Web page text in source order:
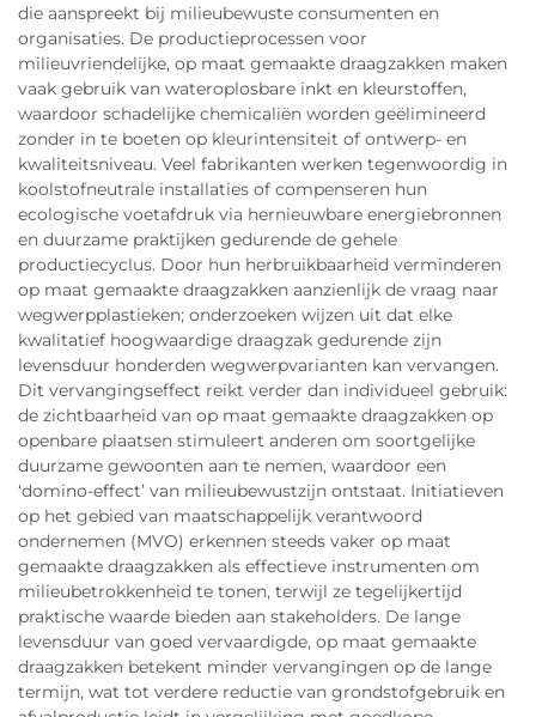
die aanspreekt bij milieubewuste consumenten en
organisaties. De productieprocessen voor
milieuvriendelijke, op maat gemaakte draagzakken maken
vaak gebruik van wateroplosbare inkt en kleurstoffen,
waardoor schadelijke chemicaliën worden geëlimineerd
zonder in te boeten op kleurintensiteit of ontwerp- en
kwaliteitsniveau. Veel fabrikanten werken tegenwoordig in
koolstofneutrale installaties of compenseren hun
ecologische voetafdruk via hernieuwbare energiebronnen
en duurzame praktijken gedurende de gehele
productiecyclus. Door hun herbruikbaarheid verminderen
op maat gemaakte draagzakken aanzienlijk de vraag naar
wegwerpplastieken; onderzoeken wijzen uit dat elke
kwalitatief hoogwaardige draagzak gedurende zijn
levensduur honderden wegwerpvarianten kan vervangen.
Dit vervangingseffect reikt verder dan individueel gebruik:
de zichtbaarheid van op maat gemaakte draagzakken op
openbare plaatsen stimuleert anderen om soortgelijke
duurzame gewoonten aan te nemen, waardoor een
‘domino-effect’ van milieubewustzijn ontstaat. Initiatieven
op het gebied van maatschappelijk verantwoord
ondernemen (MVO) erkennen steeds vaker op maat
gemaakte draagzakken als effectieve instrumenten om
milieubetrokkenheid te tonen, terwijl ze tegelijkertijd
praktische waarde bieden aan stakeholders. De lange
levensduur van goed vervaardigde, op maat gemaakte
draagzakken betekent minder vervangingen op de lange
termijn, wat tot verdere reductie van grondstofgebruik en